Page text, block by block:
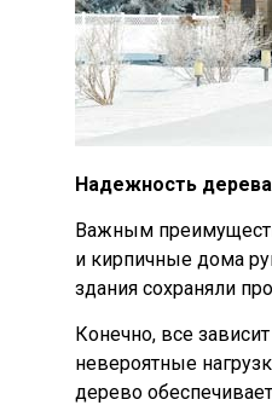
Надежность дерева
Важным
и кирпичные дома
здания сохраняли
Конечно, все
невероятные
дерево